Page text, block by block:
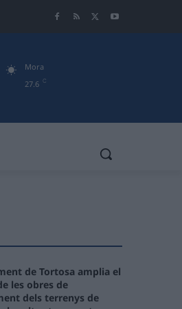
27.6 C
Mora
de Tortosa amplia el
les obres de
dels terrenys de